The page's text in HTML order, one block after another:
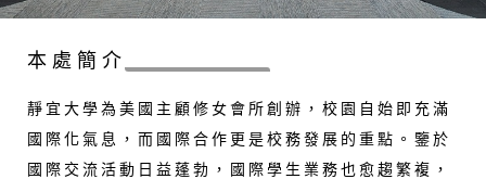
本處簡介
靜宜大學為美國主顧修女會所創辦，校園自始即充滿
國際化氣息，而國際合作更是校務發展的重點。鑒於
國際交流活動日益蓬勃，國際學生業務也愈趨繁複，